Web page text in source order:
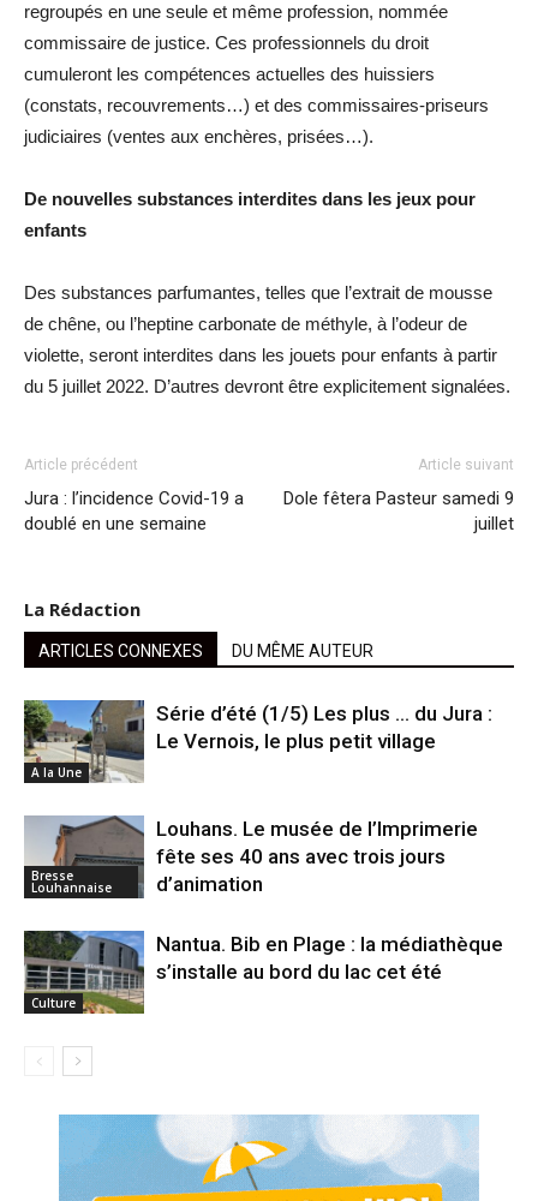
regroupés en une seule et même profession, nommée
commissaire de justice. Ces professionnels du droit
cumuleront les compétences actuelles des huissiers
(constats, recouvrements…) et des commissaires-priseurs
judiciaires (ventes aux enchères, prisées…).
De nouvelles substances interdites dans les jeux pour
enfants
Des substances parfumantes, telles que l’extrait de mousse
de chêne, ou l’heptine carbonate de méthyle, à l’odeur de
violette, seront interdites dans les jouets pour enfants à partir
du 5 juillet 2022. D’autres devront être explicitement signalées.
Article précédent
Jura : l’incidence Covid-19 a
doublé en une semaine
Article suivant
Dole fêtera Pasteur samedi 9
juillet
La Rédaction
ARTICLES CONNEXES DU MÊME AUTEUR
A la Une
Série d’été (1/5) Les plus … du Jura :
Le Vernois, le plus petit village
Bresse
Louhannaise
Louhans. Le musée de l’Imprimerie
fête ses 40 ans avec trois jours
d’animation
Culture
Nantua. Bib en Plage : la médiathèque
s’installe au bord du lac cet été